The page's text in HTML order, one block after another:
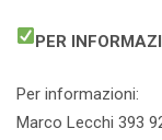
PER
Per informazioni:
Marco Lecchi 393